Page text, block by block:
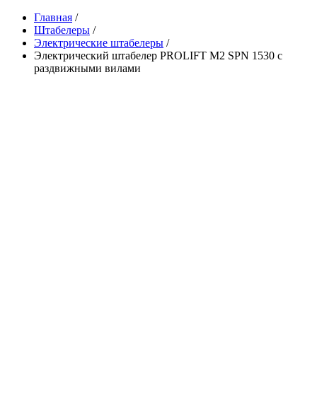
Главная /
Штабелеры /
Электрические штабелеры /
Электрический штабелер PROLIFT M2 SPN 1530 с
раздвижными вилами